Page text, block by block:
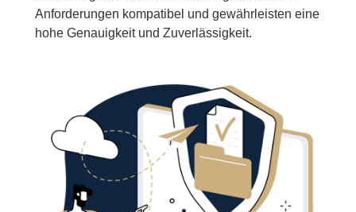
Anforderungen kompatibel und gewährleisten eine
hohe Genauigkeit und Zuverlässigkeit.